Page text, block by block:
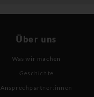
Über uns
Was wir machen
Geschichte
Ansprechpartner:innen